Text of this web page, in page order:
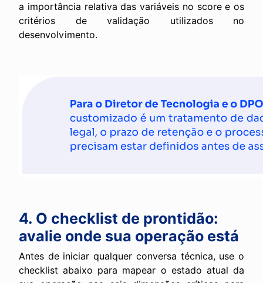
a importância relativa das variáveis no score e os
critérios de validação utilizados no
desenvolvimento.
4. O checklist de prontidão:
avalie onde sua operação está
Antes de iniciar qualquer conversa técnica, use o
checklist abaixo para mapear o estado atual da